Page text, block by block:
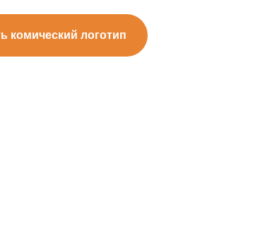
комический логотип